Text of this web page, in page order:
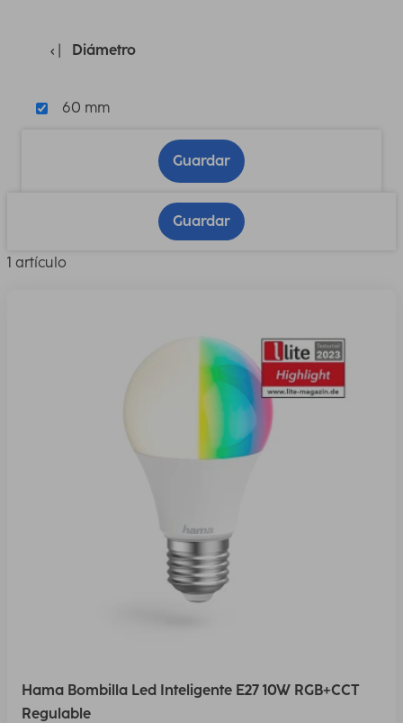
Diámetro
60 mm
Guardar
Guardar
1 artículo
Hama Bombilla Led Inteligente E27 10W RGB+CCT
Regulable